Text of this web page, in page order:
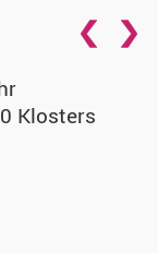
Klosters